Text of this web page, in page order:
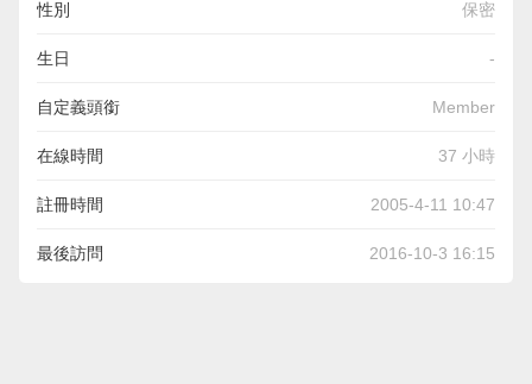
性別 保密
生日 -
自定義頭銜 Member
在線時間 37 小時
註冊時間 2005-4-11 10:47
最後訪問 2016-10-3 16:15